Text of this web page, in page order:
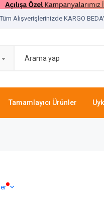
Tüm Alışverişlerinizde KARGO
Tamamlayıcı Ürünler